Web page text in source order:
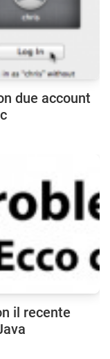
due account
il recente